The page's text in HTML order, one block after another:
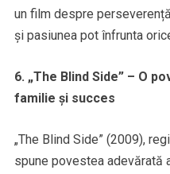
un film despre
și pasiunea pot înfrunta
6. „The Blind Side” – O
familie și succes
„The Blind Side” (2009),
spune povestea adevărată